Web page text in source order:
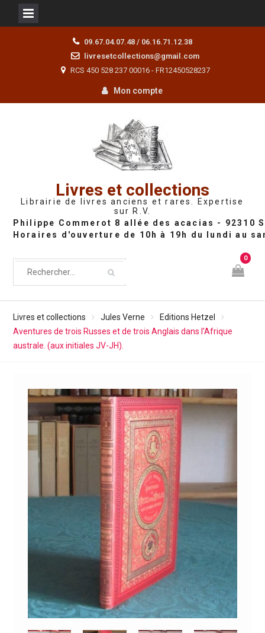
09.67.04.07.48 / 06.16.71.12.38
livresetcollections@gmail.com
RCS 450 528 237 00016 - FR12450528237
Mon compte
Livres et collections
Librairie de livres anciens et rares. Expertise
sur R.V.
0
Livres et collections Jules Verne
Editions Hetzel
Aventures de trois Russes et de trois Anglais dans l’Afrique
australe. (aux initiales JV-JH).